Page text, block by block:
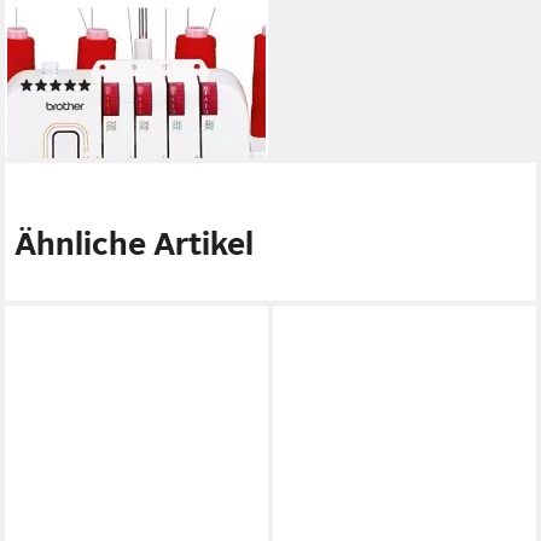
BROTHER
Nähmaschine BROTHER
M343D Overlock
(1)
339,90 €
lieferbar - in 5-6 Werktagen bei dir
Ähnliche Artikel